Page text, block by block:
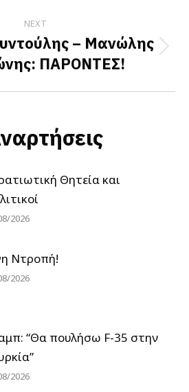
NEXT
Next
post:
– Μανώλης
ΠΑΡΟΝΤΕΣ!
Θητεία και
2026
Ντροπή!
2026
“Θα πουλήσω F-35 στην
2026